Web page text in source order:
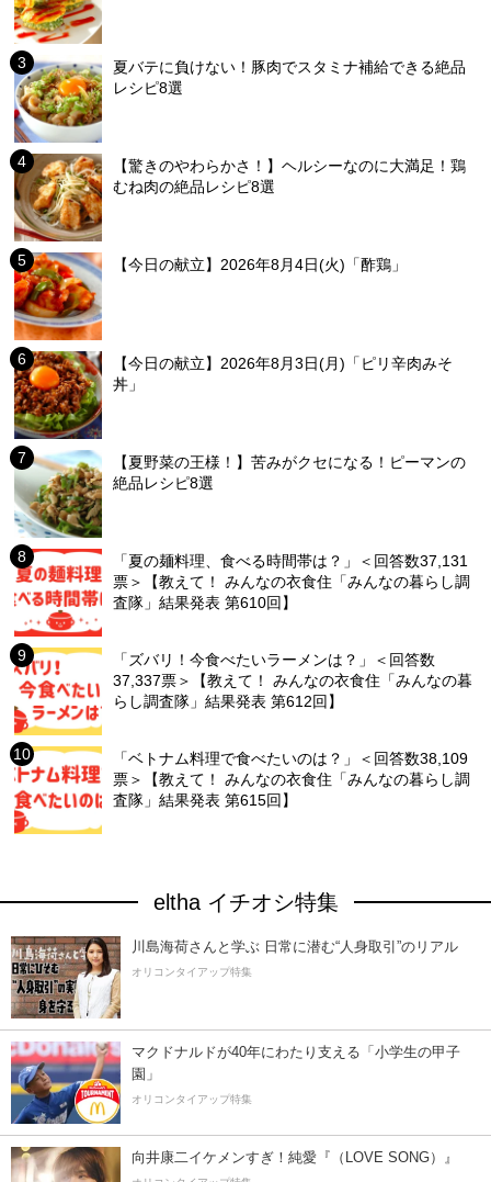
夏バテに負けない！豚肉でスタミナ補給できる絶品
レシピ8選
【驚きのやわらかさ！】ヘルシーなのに大満足！鶏
むね肉の絶品レシピ8選
【今日の献立】2026年8月4日(火)「酢鶏」
【今日の献立】2026年8月3日(月)「ピリ辛肉みそ
丼」
【夏野菜の王様！】苦みがクセになる！ピーマンの
絶品レシピ8選
「夏の麺料理、食べる時間帯は？」＜回答数37,131
票＞【教えて！ みんなの衣食住「みんなの暮らし調
査隊」結果発表 第610回】
「ズバリ！今食べたいラーメンは？」＜回答数
37,337票＞【教えて！ みんなの衣食住「みんなの暮
らし調査隊」結果発表 第612回】
「ベトナム料理で食べたいのは？」＜回答数38,109
票＞【教えて！ みんなの衣食住「みんなの暮らし調
査隊」結果発表 第615回】
eltha イチオシ特集
川島海荷さんと学ぶ 日常に潜む“人身取引”のリアル
オリコンタイアップ特集
マクドナルドが40年にわたり支える「小学生の甲子
園」
オリコンタイアップ特集
向井康二イケメンすぎ！純愛『（LOVE SONG）』